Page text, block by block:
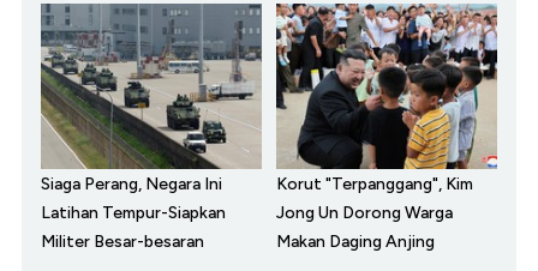
Siaga Perang, Negara Ini
Latihan Tempur-Siapkan
Militer Besar-besaran
Korut "Terpanggang", Kim
Jong Un Dorong Warga
Makan Daging Anjing